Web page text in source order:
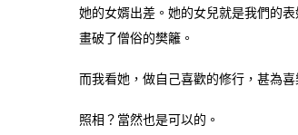
她的女婿出差。她的女兒就是我們的
畫破了僧俗的樊籬。
而我看她，做自己喜歡的修行，甚為喜
照相？當然也是可以的。